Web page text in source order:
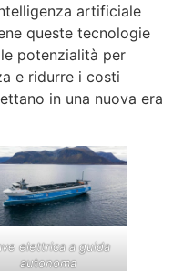
artificiale
queste tecnologie
potenzialità per
e ridurre i costi
in una nuova era
elettrica a guida
autonoma